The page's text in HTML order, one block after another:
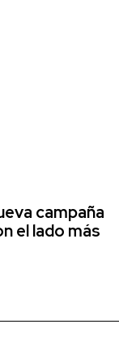
campaña
el lado más